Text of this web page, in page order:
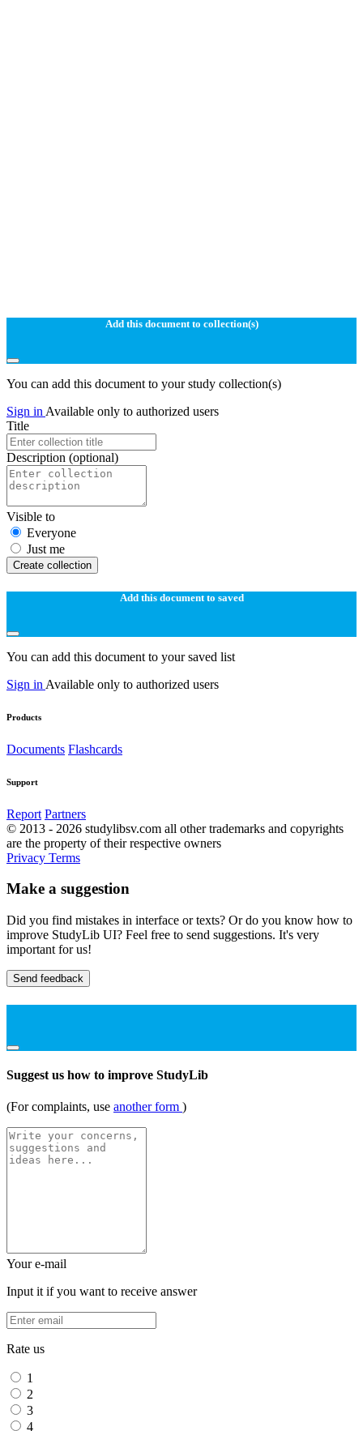
Add this document to collection(s)
You can add this document to your study collection(s)
Sign in Available only to authorized users
Title
Description (optional)
Visible to
Everyone
Just me
Create collection
Add this document to saved
You can add this document to your saved list
Sign in Available only to authorized users
Products
Documents Flashcards
Support
Report Partners
© 2013 - 2026 studylibsv.com all other trademarks and copyrights
are the property of their respective owners
Privacy Terms
Make a suggestion
Did you find mistakes in interface or texts? Or do you know how to
improve StudyLib UI? Feel free to send suggestions. It's very
important for us!
Send feedback
Suggest us how to improve StudyLib
(For complaints, use another form )
Your e-mail
Input it if you want to receive answer
Rate us
1
2
3
4